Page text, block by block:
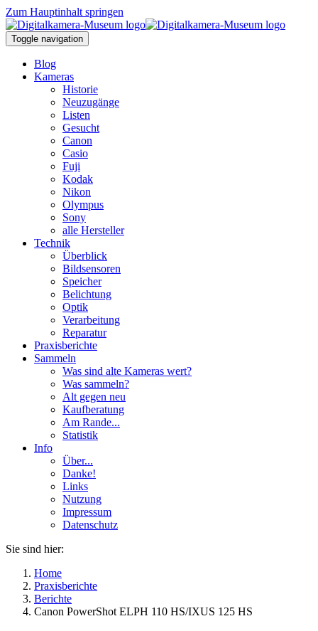
Zum Hauptinhalt springen
Toggle navigation
Blog
Kameras
Historie
Neuzugänge
Listen
Gesucht
Canon
Casio
Fuji
Kodak
Nikon
Olympus
Sony
alle Hersteller
Technik
Überblick
Bildsensoren
Speicher
Belichtung
Optik
Verarbeitung
Reparatur
Praxisberichte
Sammeln
Was sind alte Kameras wert?
Was sammeln?
Alt gegen neu
Kaufberatung
Am Rande...
Statistik
Info
Über...
Danke!
Links
Nutzung
Impressum
Datenschutz
Sie sind hier:
Home
Praxisberichte
Berichte
Canon PowerShot ELPH 110 HS/IXUS 125 HS